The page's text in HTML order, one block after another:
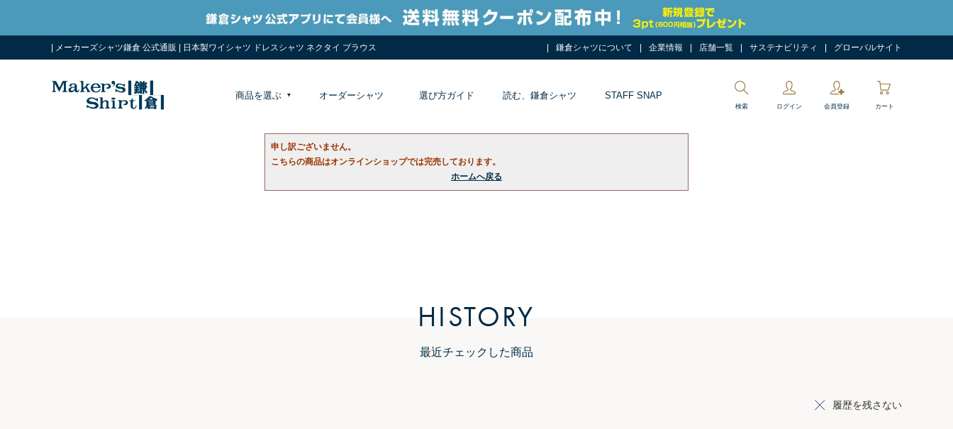
| メーカーズシャツ鎌倉 公式通販 | 日本製ワイシャツ ドレスシャツ ネクタイ ブラウス 鎌倉シャツについて 企業情報 店舗一覧 サステナビリティ グローバルサイト
商品を選ぶ オーダーシャツ 選び方ガイド 読む、鎌倉シャツ STAFF SNAP
検索 ログイン 会員登録 カート
申し訳ございません。
こちらの商品はオンラインショップでは完売しております。
ホームへ戻る
HISTORY
最近チェックした商品
履歴を残さない